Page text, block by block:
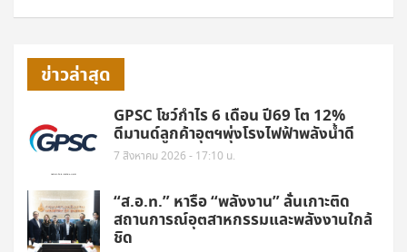
ข่าวล่าสุด
GPSC โชว์กำไร 6 เดือน ปี69 โต 12%
ดีมานด์ลูกค้าอุตฯพุ่งโรงไฟฟ้าพลังน้ำดี
7 สิงหาคม 2026 - 17:10 น.
“ส.อ.ท.” หารือ “พลังงาน” ลั่นเกาะติด
สถานการณ์อุตสาหกรรมและพลังงานใกล้
ชิด